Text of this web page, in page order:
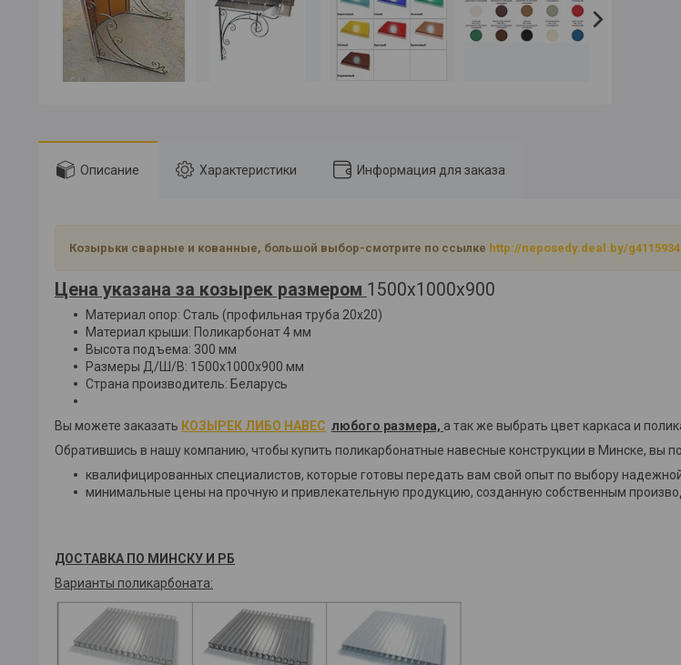
Описание Характеристики Информация для заказа
Козырьки сварные и кованные, большой выбор-смотрите по ссылке http://neposedy.deal.by/
Цена указана за козырек размером 1500х1000х900
Материал опор: Сталь (профильная труба 20х20)
Материал крыши: Поликарбонат 4 мм
Высота подъема: 300 мм
Размеры Д/Ш/В: 1500х1000х900 мм
Страна производитель: Беларусь
Вы можете заказать КОЗЫРЕК ЛИБО НАВЕС любого размера, а так же выбрать цвет каркаса и
Обратившись в нашу компанию, чтобы купить поликарбонатные навесные конструкции в Минске, вы
квалифицированных специалистов, которые готовы передать вам свой опыт по выбору
минимальные цены на прочную и привлекательную продукцию, созданную собственным
ДОСТАВКА ПО МИНСКУ И РБ
Варианты поликарбоната: